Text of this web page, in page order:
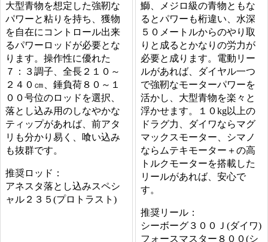
大型青物を想定した強靭な
パワーと粘りを持ち、獲物
を自在にコントロール出来
るパワーロッドが必要とな
ります。操作性に優れた
７：３調子、全長２１０～
２４０㎝、錘負荷８０～１
００号位のロッドを選択、
落とし込み用のしなやかな
ティップがあれば、前アタ
リも分かり易く、喰い込み
も抜群です。
推奨ロッド：
アネスタ落とし込みスペシ
ャル２３５(プロトラスト)
鰤、メジロ級の青物ともな
るとパワーも桁違い、水深
５０メートルからのやり取
りと成るとかなりの労力が
必要と成ります。電動リー
ルがあれば、ダイヤル一つ
で強靭なモーターパワーを
活かし、大型青物を楽々と
浮かせます。１０kg以上の
ドラグ力、ダイワならマグ
マックスモーター、シマノ
ならムテキモーター＋の高
トルクモーターを搭載した
リールがあれば、安心で
す。
推奨リール：
シーボーグ３００Ｊ(ダイワ)
フォースマスター８００(シ